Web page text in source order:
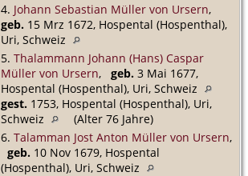
4. Johann Sebastian Müller von Ursern,
geb. 15 Mrz 1672, Hospental (Hospenthal),
Uri, Schweiz
5. Thalammann Johann (Hans) Caspar
Müller von Ursern, geb. 3 Mai 1677,
Hospental (Hospenthal), Uri, Schweiz
gest. 1753, Hospental (Hospenthal), Uri,
Schweiz
(Alter 76 Jahre)
6. Talamman Jost Anton Müller von Ursern,
geb. 10 Nov 1679, Hospental
(Hospenthal), Uri, Schweiz